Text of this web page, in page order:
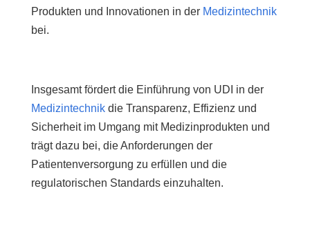
Produkten und Innovationen in der Medizintechnik
bei.
Insgesamt fördert die Einführung von UDI in der
Medizintechnikdie Transparenz, Effizienz und
Sicherheit im Umgang mit Medizinprodukten und
trägt dazu bei, die Anforderungen der
Patientenversorgung zu erfüllen und die
regulatorischen Standards einzuhalten.